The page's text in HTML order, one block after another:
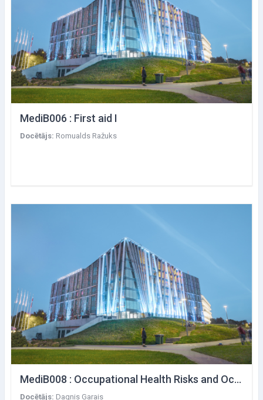
MediB006 : First aid I
Docētājs: Romualds Ražuks
MediB008 : Occupational Health Risks and Occupational Diseases, Basics of Investigation
Docētājs: Dagnis Garais